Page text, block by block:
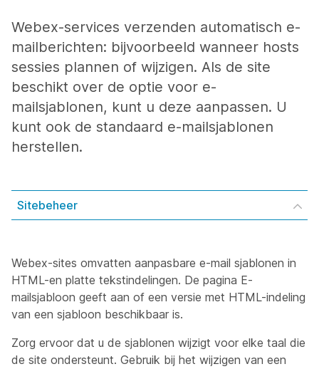
Webex-services verzenden automatisch e-
mailberichten: bijvoorbeeld wanneer hosts
sessies plannen of wijzigen. Als de site
beschikt over de optie voor e-
mailsjablonen, kunt u deze aanpassen. U
kunt ook de standaard e-mailsjablonen
herstellen.
Sitebeheer
Webex-sites omvatten aanpasbare e-mail sjablonen in
HTML-en platte tekstindelingen. De pagina E-
mailsjabloon geeft aan of een versie met HTML-indeling
van een sjabloon beschikbaar is.
Zorg ervoor dat u de sjablonen wijzigt voor elke taal die
de site ondersteunt. Gebruik bij het wijzigen van een